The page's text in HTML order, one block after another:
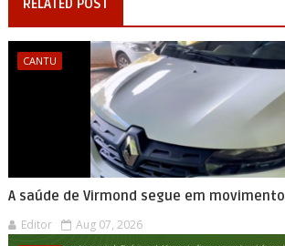
RELATED POST
CANTU
A saúde de Virmond segue em movimento
Editor Aug 07, 2026